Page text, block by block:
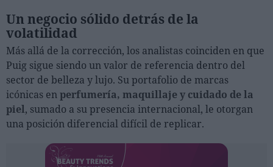
Eventos
Agenda de actividades
Ferias sectoriales
Formaciones destacadas
Opinión
Revista
INICIAR SESIÓN
Un negocio sólido detrás de la
volatilidad
Más allá de la corrección, los analistas coinciden en que
Puig sigue siendo un valor de referencia dentro del
sector de belleza y lujo. Su portafolio de marcas
icónicas enperfumería, maquillaje y cuidado de la
piel, sumado a su presencia internacional, le otorgan
una posición diferencial difícil de replicar.